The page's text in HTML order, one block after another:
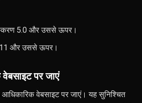
5.0 और उससे ऊपर।
और उससे ऊपर।
पर जाएं
वेबसाइट पर जाएं। यह सुनिश्चित